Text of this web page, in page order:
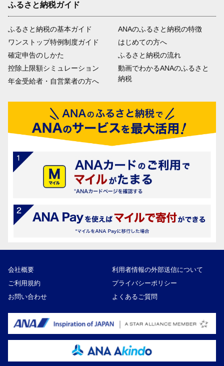
ふるさと納税ガイド
ふるさと納税の基本ガイド
ワンストップ特例制度ガイド
確定申告のしかた
控除上限額シミュレーション
年金受給者・自営業者の方へ
ANAのふるさと納税の特徴
はじめての方へ
ふるさと納税の流れ
動画でわかるANAのふるさと
納税
会社概要
利用者情報の外部送信について
ご利用規約
プライバシーポリシー
お問い合わせ
よくあるご質問